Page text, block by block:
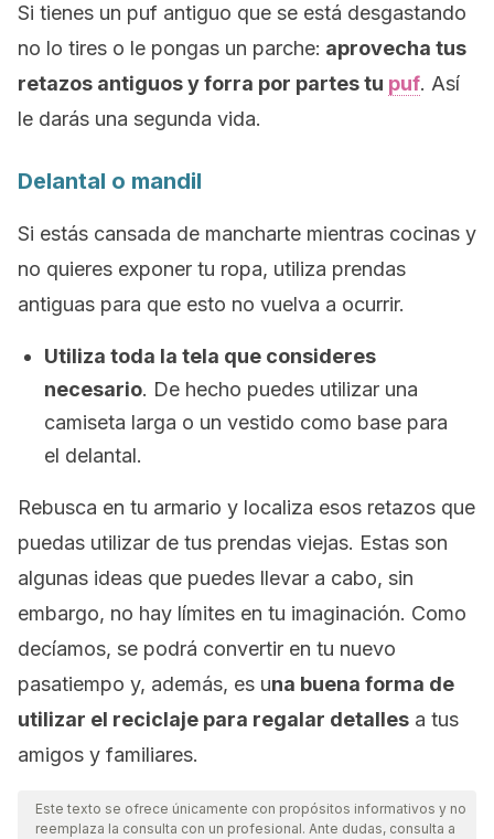
Si tienes un puf antiguo que se está desgastando
no lo tires o le pongas un parche: aprovecha tus
retazos antiguos y forra por partes tu puf. Así
le darás una segunda vida.
Delantal o mandil
Si estás cansada de mancharte mientras cocinas y
no quieres exponer tu ropa, utiliza prendas
antiguas para que esto no vuelva a ocurrir.
Utiliza toda la tela que consideres
necesario. De hecho puedes utilizar una
camiseta larga o un vestido como base para
el delantal.
Rebusca en tu armario y localiza esos retazos que
puedas utilizar de tus prendas viejas. Estas son
algunas ideas que puedes llevar a cabo, sin
embargo, no hay límites en tu imaginación. Como
decíamos, se podrá convertir en tu nuevo
pasatiempo y, además, es una buena forma de
utilizar el reciclaje para regalar detalles a tus
amigos y familiares.
Este texto se ofrece únicamente con propósitos informativos y no
reemplaza la consulta con un profesional. Ante dudas, consulta a